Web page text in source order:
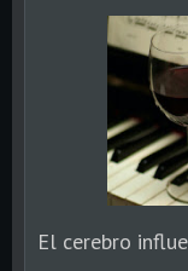
El cerebro